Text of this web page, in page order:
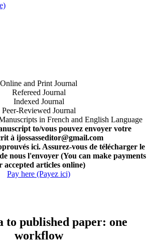
Online and Print Journal
Refereed Journal
Indexed Journal
Peer-Reviewed Journal
in French and English Language
to/vous pouvez envoyer votre
à ijossasseditor@gmail.com
ici. Assurez-vous de télécharger le
nous l'envoyer (You can make payments
accepted articles online)
Pay here (Payez ici)
to published paper: one
workflow